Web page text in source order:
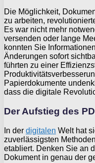
Die Möglichkeit,
zu arbeiten,
Es war nicht mehr
versenden oder lange
konnten Sie
Änderungen sofort
führten zu einer
Papierdokumente
dass die digitale
Der Aufstieg des
In der digitalen Welt hat
zuverlässigsten
etabliert. Denken Sie an
Dokument in genau der